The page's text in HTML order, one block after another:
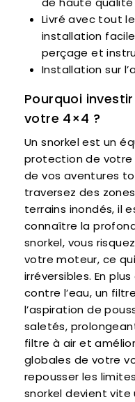
Livré avec tout
installation
perçage et
Installation sur
Pourquoi
votre 4×4 ?
Un snorkel est un
protection de votre
de vos aventures
traversez des
terrains inondés, il
connaître la
snorkel, vous
votre moteur, ce
irréversibles. En
contre l’eau, un
l’aspiration de
saletés,
filtre à air et
globales de votre
repousser les
snorkel devient vite